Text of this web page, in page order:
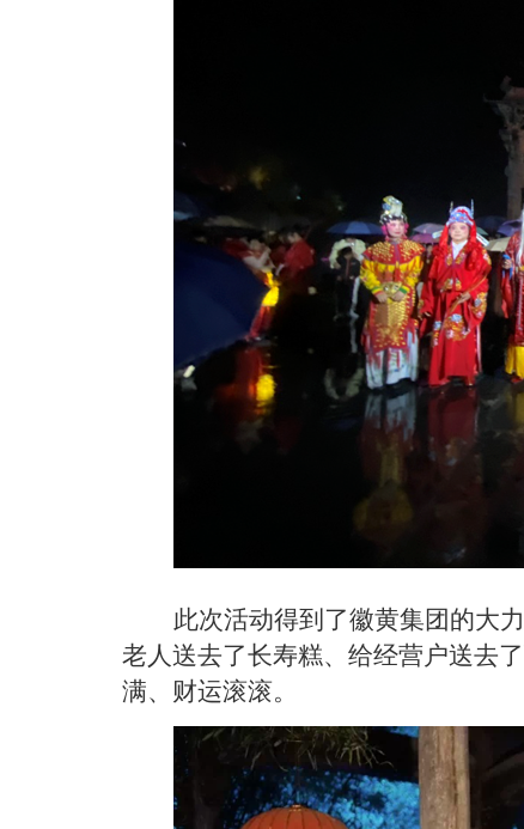
此次活动得到了徽黄集团的大
老人送去了长寿糕、给经营户送去
满、财运滚滚。